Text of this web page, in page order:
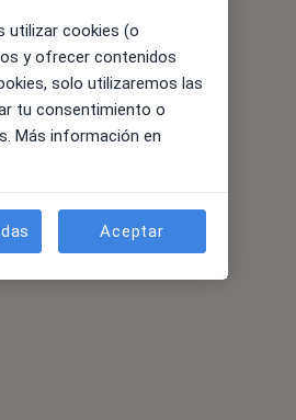
utilizar cookies (o
y ofrecer contenidos
solo utilizaremos las
tu consentimiento o
Más información en
Aceptar